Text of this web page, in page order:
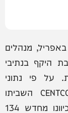
מאז תחילת הפעלת המצור בתאריך 13 באפריל, מנהלים
היקף בנתיבי
על פי נתוני
הסיכום הרשמיים שפורסמו, כוחות CENTCOM השביתו
שבעה כלי שיט שלא צייתו להוראות, כיוונו מחדש 134